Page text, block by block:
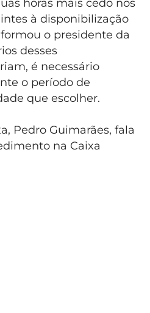
horas mais cedo nos
à disponibilização
o presidente da
desses
é necessário
o período de
que escolher.
Pedro Guimarães, fala
na Caixa